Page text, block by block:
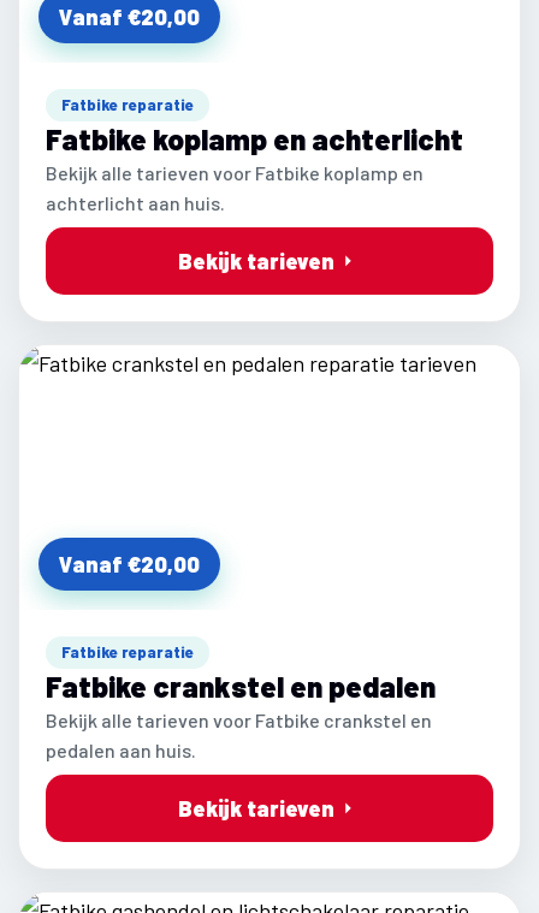
Vanaf €20,00
Fatbike reparatie
Fatbike koplamp en achterlicht
Bekijk alle tarieven voor Fatbike koplamp en
achterlicht aan huis.
Bekijk tarieven
Vanaf €20,00
Fatbike reparatie
Fatbike crankstel en pedalen
Bekijk alle tarieven voor Fatbike crankstel en
pedalen aan huis.
Bekijk tarieven